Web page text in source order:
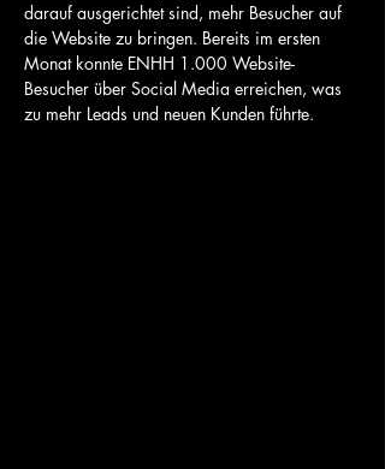
darauf ausgerichtet sind, mehr Besucher auf
die Website zu bringen. Bereits im ersten
Monat konnte ENHH 1.000 Website-
Besucher über Social Media erreichen, was
zu mehr Leads und neuen Kunden führte.